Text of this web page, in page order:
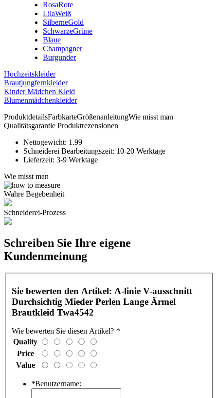
RosaRote
LilaWeiß
SilberneGold
SchwarzeGrüne
Blaue
Champagner
Burgunder
Hochzeitskleider
Brautjungfernkleider
Kinder Mädchen Kleid
Blumenmädchenkleider
ProduktdetailsFarbkarteGrößenanleitungWie misst man
Qualitätsgarantie Produktrezensionen
Nettogewicht: 1.99
Schneiderei Bearbeitungszeit: 10-20 Werktage
Lieferzeit: 3-9 Werktage
Wie misst man
Wahre Begebenheit
Schneiderei-Prozess
Schreiben Sie Ihre eigene
Kundenmeinung
Sie bewerten den Artikel: A-linie V-ausschnitt
Durchsichtig Mieder Perlen Lange Ärmel
Brautkleid Twa4542
Wie bewerten Sie diesen Artikel? *
Quality
Price
Value
*Benutzername: